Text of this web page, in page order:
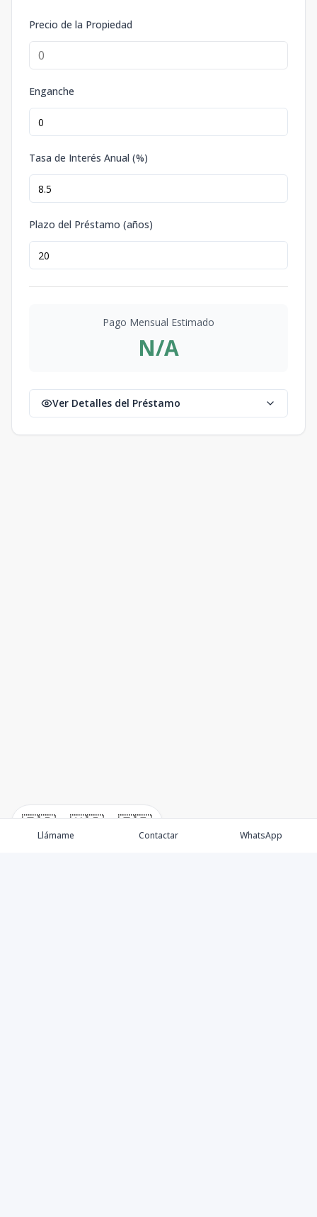
🇪🇸 🇺🇸 🇫🇷
Precio de la Propiedad
Enganche
Tasa de Interés Anual (%)
Plazo del Préstamo (años)
Pago Mensual Estimado
N/A
Ver Detalles del Préstamo
Llámame Contactar WhatsApp